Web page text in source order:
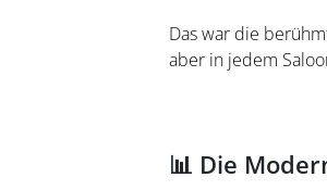
Das war die
aber in jedem
📊 Die